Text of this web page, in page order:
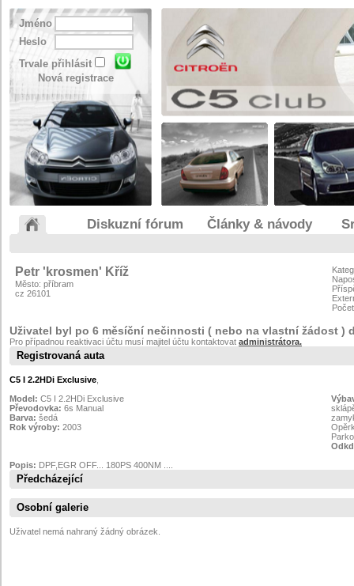
Jméno
Heslo
Trvale přihlásit
Nová registrace
Diskuzní fórum Články & návody
Petr 'krosmen' Kříž
Město: příbram
cz 26101
Uživatel byl po 6 měsíční nečinnosti ( nebo na vlastní žádost )
Pro případnou reaktivaci účtu musí majitel účtu kontaktovat administrátora.
Registrovaná auta
C5 I 2.2HDi Exclusive
Model: C5 I 2.2HDi Exclusive
Převodovka: 6s Manual
Barva: šedá
Rok výroby: 2003
Popis: DPF,EGR OFF... 180PS 400NM ....
Předcházející
Osobní galerie
Uživatel nemá nahraný žádný obrázek.